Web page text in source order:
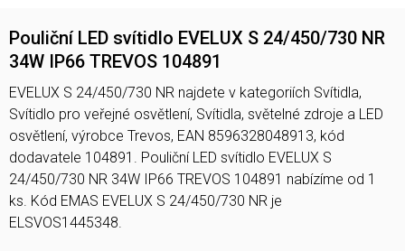
Pouliční LED svítidlo EVELUX S 24/450/730 NR
34W IP66 TREVOS 104891
EVELUX S 24/450/730 NR najdete v kategoriích Svítidla,
Svítidlo pro veřejné osvětlení, Svítidla, světelné zdroje a LED
osvětlení, výrobce Trevos, EAN 8596328048913, kód
dodavatele 104891. Pouliční LED svítidlo EVELUX S
24/450/730 NR 34W IP66 TREVOS 104891 nabízíme od 1
ks. Kód EMAS EVELUX S 24/450/730 NR je
ELSVOS1445348.